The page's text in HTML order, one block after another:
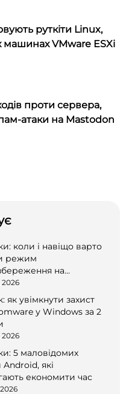
руткіти Linux,
машинах VMware ESXi
проти сервера,
атаки на Mastodon
коли і навіщо варто
режим
на
2026
як увімкнути захист
у Windows за 2
2026
5 маловідомих
які
економити час
2026